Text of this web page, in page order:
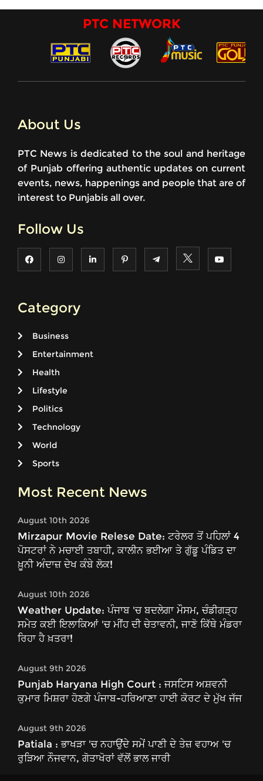
PTC NETWORK
About Us
PTC News is dedicated to the soul and heritage
of Punjab offering authentic updates on current
events, news, happenings and people that are of
interest to Punjabis all over.
Follow Us
Category
Business
Entertainment
Health
Lifestyle
Politics
Technology
World
Sports
Most Recent News
August 10th 2026
Mirzapur Movie Relese Date: ਟਰੇਲਰ ਤੋਂ ਪਹਿਲਾਂ 4
ਪੋਸਟਰਾਂ ਨੇ ਮਚਾਈ ਤਬਾਹੀ, ਕਾਲੀਨ ਭਈਆ ਤੇ ਗੁੱਡੂ ਪੰਡਿਤ ਦਾ
ਖ਼ੂਨੀ ਅੰਦਾਜ਼ ਦੇਖ ਕੰਬੇ ਲੋਕ!
August 10th 2026
Weather Update: ਪੰਜਾਬ 'ਚ ਬਦਲੇਗਾ ਮੌਸਮ, ਚੰਡੀਗੜ੍ਹ
ਸਮੇਤ ਕਈ ਇਲਾਕਿਆਂ 'ਚ ਮੀਂਹ ਦੀ ਚੇਤਾਵਨੀ, ਜਾਣੋ ਕਿੱਥੇ ਮੰਡਰਾ
ਰਿਹਾ ਹੈ ਖ਼ਤਰਾ!
August 9th 2026
Punjab Haryana High Court : ਜਸਟਿਸ ਅਸ਼ਵਨੀ
ਕੁਮਾਰ ਮਿਸ਼ਰਾ ਹੋਣਗੇ ਪੰਜਾਬ-ਹਰਿਆਣਾ ਹਾਈ ਕੋਰਟ ਦੇ ਮੁੱਖ ਜੱਜ
August 9th 2026
Patiala : ਭਾਖੜਾ 'ਚ ਨਹਾਉਂਦੇ ਸਮੇਂ ਪਾਣੀ ਦੇ ਤੇਜ਼ ਵਹਾਅ 'ਚ
ਰੁੜਿਆ ਨੌਜਵਾਨ, ਗੋਤਾਖੋਰਾਂ ਵੱਲੋਂ ਭਾਲ ਜਾਰੀ